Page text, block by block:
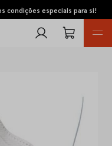
condições especiais para si!